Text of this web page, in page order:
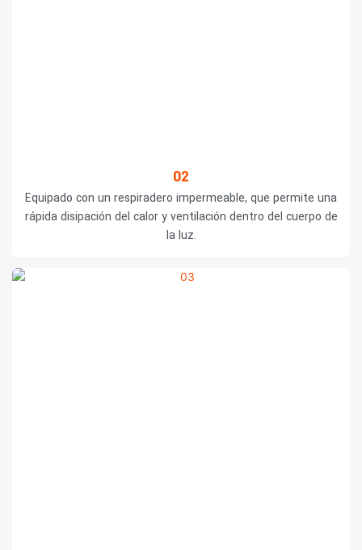
02
Equipado con un respiradero impermeable, que permite una
rápida disipación del calor y ventilación dentro del cuerpo de
la luz.